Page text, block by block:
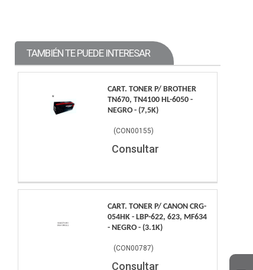
TAMBIÉN TE PUEDE INTERESAR
CART. TONER P/ BROTHER
TN670, TN4100 HL-6050 -
NEGRO - (7,5K)
(CON00155)
Consultar
CART. TONER P/ CANON CRG-
054HK - LBP-622, 623, MF634
- NEGRO - (3.1K)
(CON00787)
Consultar